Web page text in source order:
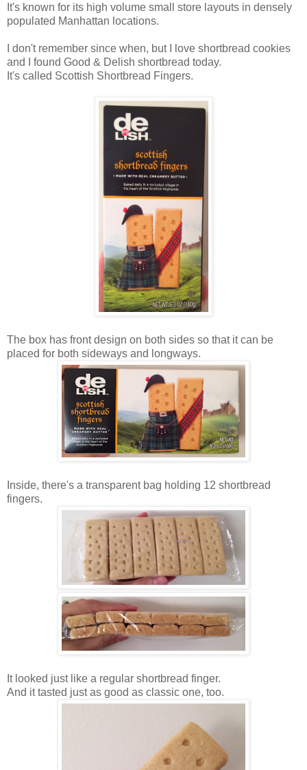
It's known for its high volume small store layouts in densely
populated Manhattan locations.
I don't remember since when, but I love shortbread cookies
and I found Good & Delish shortbread today.
It's called Scottish Shortbread Fingers.
The box has front design on both sides so that it can be
placed for both sideways and longways.
Inside, there's a transparent bag holding 12 shortbread
fingers.
It looked just like a regular shortbread finger.
And it tasted just as good as classic one, too.